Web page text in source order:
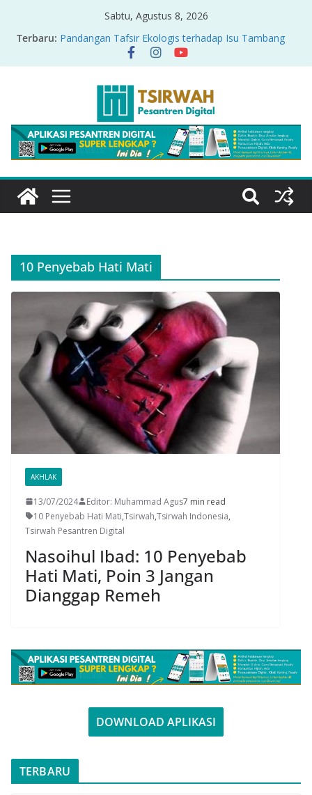
Sabtu, Agustus 8, 2026
Terbaru: Pandangan Tafsir Ekologis terhadap Isu Tambang
Nikel di Raja Ampat
PRODUK RELASI KUASA-IDIOLOGI PADA TAFSIR
Sirah Nabawiyah
Oversharing dan Privasi dalam Al-Qur’an: “Ketika
Ayat Bicara Soal Curhat di Sosmed”
Menyikapi Fatherless, Kisah Lukman Menjadi
Cerminan
10 Penyebab Hati Mati
AKHLAK
13/07/2024 Editor: Muhammad Agus7 min read
10 Penyebab Hati Mati,Tsirwah,Tsirwah Indonesia,
Tsirwah Pesantren Digital
Nasoihul Ibad: 10 Penyebab
Hati Mati, Poin 3 Jangan
Dianggap Remeh
DOWNLOAD APLIKASI
TERBARU